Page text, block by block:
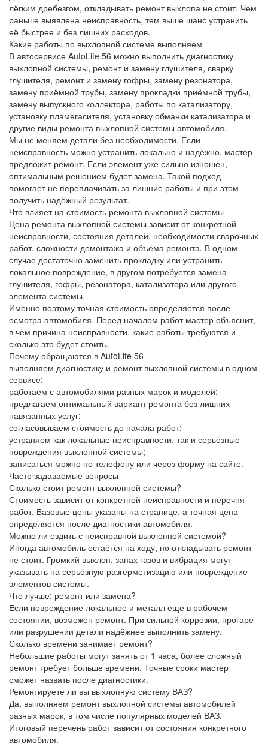
лёгким дребезгом, откладывать ремонт выхлопа не стоит. Чем
раньше выявлена неисправность, тем выше шанс устранить
её быстрее и без лишних расходов.
Какие работы по выхлопной системе выполняем
В автосервисе AutoLife 56 можно выполнить диагностику
выхлопной системы, ремонт и замену глушителя, сварку
глушителя, ремонт и замену гофры, замену резонатора,
замену приёмной трубы, замену прокладки приёмной трубы,
замену выпускного коллектора, работы по катализатору,
установку пламегасителя, установку обманки катализатора и
другие виды ремонта выхлопной системы автомобиля.
Мы не меняем детали без необходимости. Если
неисправность можно устранить локально и надёжно, мастер
предложит ремонт. Если элемент уже сильно изношен,
оптимальным решением будет замена. Такой подход
помогает не переплачивать за лишние работы и при этом
получить надёжный результат.
Что влияет на стоимость ремонта выхлопной системы
Цена ремонта выхлопной системы зависит от конкретной
неисправности, состояния деталей, необходимости сварочных
работ, сложности демонтажа и объёма ремонта. В одном
случае достаточно заменить прокладку или устранить
локальное повреждение, в другом потребуется замена
глушителя, гофры, резонатора, катализатора или другого
элемента системы.
Именно поэтому точная стоимость определяется после
осмотра автомобиля. Перед началом работ мастер объяснит,
в чём причина неисправности, какие работы требуются и
сколько это будет стоить.
Почему обращаются в AutoLife 56
выполняем диагностику и ремонт выхлопной системы в одном
сервисе;
работаем с автомобилями разных марок и моделей;
предлагаем оптимальный вариант ремонта без лишних
навязанных услуг;
согласовываем стоимость до начала работ;
устраняем как локальные неисправности, так и серьёзные
повреждения выхлопной системы;
записаться можно по телефону или через форму на сайте.
Часто задаваемые вопросы
Сколько стоит ремонт выхлопной системы?
Стоимость зависит от конкретной неисправности и перечня
работ. Базовые цены указаны на странице, а точная цена
определяется после диагностики автомобиля.
Можно ли ездить с неисправной выхлопной системой?
Иногда автомобиль остаётся на ходу, но откладывать ремонт
не стоит. Громкий выхлоп, запах газов и вибрация могут
указывать на серьёзную разгерметизацию или повреждение
элементов системы.
Что лучше: ремонт или замена?
Если повреждение локальное и металл ещё в рабочем
состоянии, возможен ремонт. При сильной коррозии, прогаре
или разрушении детали надёжнее выполнить замену.
Сколько времени занимает ремонт?
Небольшие работы могут занять от 1 часа, более сложный
ремонт требует больше времени. Точные сроки мастер
сможет назвать после диагностики.
Ремонтируете ли вы выхлопную систему ВАЗ?
Да, выполняем ремонт выхлопной системы автомобилей
разных марок, в том числе популярных моделей ВАЗ.
Итоговый перечень работ зависит от состояния конкретного
автомобиля.